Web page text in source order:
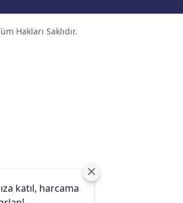
Hakları Saklıdır.
katıl, harcama